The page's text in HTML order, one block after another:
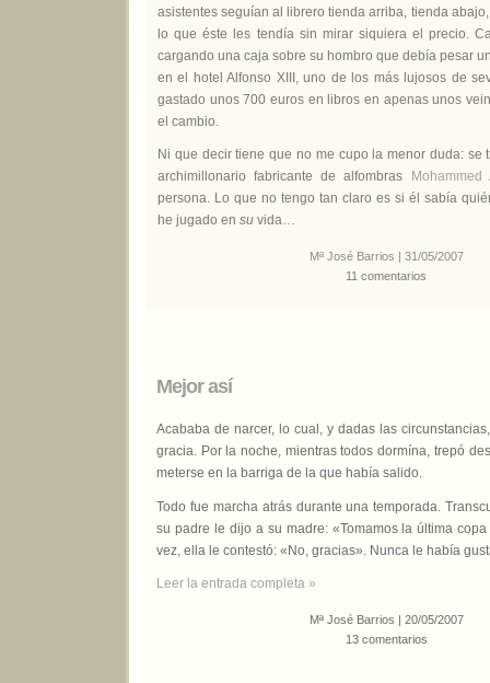
asistentes seguían al librero tienda arriba, tienda
lo que éste les tendía sin mirar siquiera el precio.
cargando una caja sobre su hombro que debía pesar
en el hotel Alfonso XIII, uno de los más lujosos de
gastado unos 700 euros en libros en apenas unos
el cambio.
Ni que decir tiene que no me cupo la menor duda: se
archimillonario fabricante de alfombras
persona. Lo que no tengo tan claro es si él sabía
he jugado en su vida…
Mª José Barrios | 31/05/2007
11 comentarios
Mejor así
Acababa de narcer, lo cual, y dadas las
gracia. Por la noche, mientras todos dormína, trepó
meterse en la barriga de la que había salido.
Todo fue marcha atrás durante una temporada.
su padre le dijo a su madre: «Tomamos la última
vez, ella le contestó: «No, gracias». Nunca le había
Leer la entrada completa »
Mª José Barrios | 20/05/2007
13 comentarios